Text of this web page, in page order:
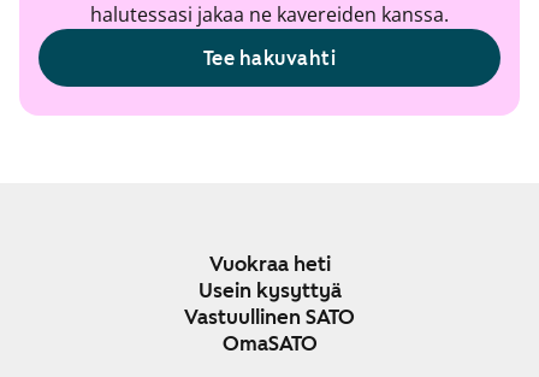
halutessasi jakaa ne kavereiden kanssa.
Tee hakuvahti
Vuokraa heti
Usein kysyttyä
Vastuullinen SATO
OmaSATO